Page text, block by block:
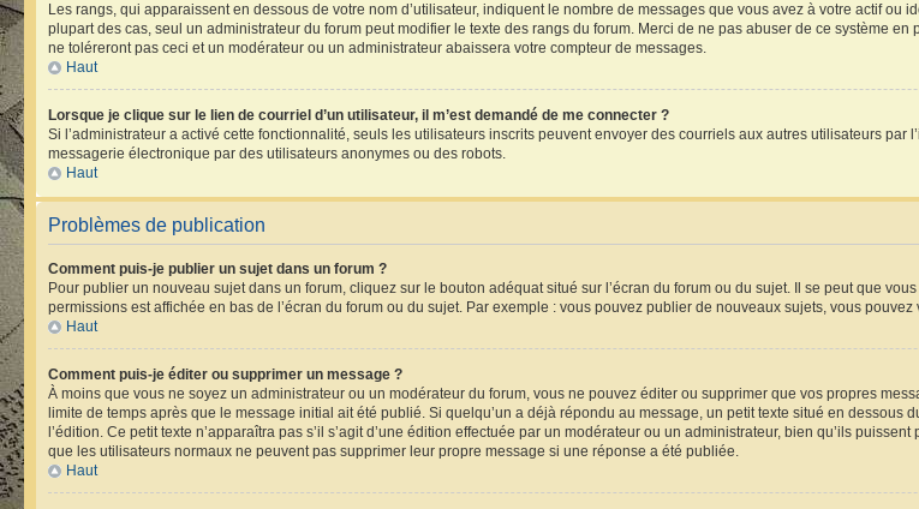
Les rangs, qui apparaissent en dessous de votre nom d’utilisateur, indiquent le nombre de messages que vous avez à votre actif
plupart des cas, seul un administrateur du forum peut modifier le texte des rangs du forum. Merci de ne pas abuser de ce système
ne toléreront pas ceci et un modérateur ou un administrateur abaissera votre compteur de messages.
Haut
Lorsque je clique sur le lien de courriel d’un utilisateur, il m’est demandé de me connecter ?
Si l’administrateur a activé cette fonctionnalité, seuls les utilisateurs inscrits peuvent envoyer des courriels aux autres utilisateurs
messagerie électronique par des utilisateurs anonymes ou des robots.
Haut
Problèmes de publication
Comment puis-je publier un sujet dans un forum ?
Pour publier un nouveau sujet dans un forum, cliquez sur le bouton adéquat situé sur l’écran du forum ou du sujet. Il se peut que
permissions est affichée en bas de l’écran du forum ou du sujet. Par exemple : vous pouvez publier de nouveaux sujets, vous
Haut
Comment puis-je éditer ou supprimer un message ?
À moins que vous ne soyez un administrateur ou un modérateur du forum, vous ne pouvez éditer ou supprimer que vos propres
limite de temps après que le message initial ait été publié. Si quelqu’un a déjà répondu au message, un petit texte situé en dessous
l’édition. Ce petit texte n’apparaîtra pas s’il s’agit d’une édition effectuée par un modérateur ou un administrateur, bien qu’ils
que les utilisateurs normaux ne peuvent pas supprimer leur propre message si une réponse a été publiée.
Haut